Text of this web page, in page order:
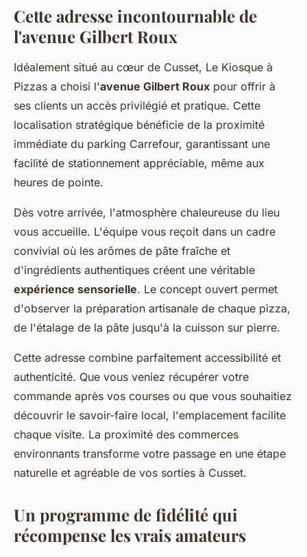
Cette adresse incontournable de
l'avenue Gilbert Roux
Idéalement situé au cœur de Cusset, Le Kiosque à
Pizzas a choisi l'avenue Gilbert Roux pour offrir à
ses clients un accès privilégié et pratique. Cette
localisation stratégique bénéficie de la proximité
immédiate du parking Carrefour, garantissant une
facilité de stationnement appréciable, même aux
heures de pointe.
Dès votre arrivée, l'atmosphère chaleureuse du lieu
vous accueille. L'équipe vous reçoit dans un cadre
convivial où les arômes de pâte fraîche et
d'ingrédients authentiques créent une véritable
expérience sensorielle. Le concept ouvert permet
d'observer la préparation artisanale de chaque pizza,
de l'étalage de la pâte jusqu'à la cuisson sur pierre.
Cette adresse combine parfaitement accessibilité et
authenticité. Que vous veniez récupérer votre
commande après vos courses ou que vous souhaitiez
découvrir le savoir-faire local, l'emplacement facilite
chaque visite. La proximité des commerces
environnants transforme votre passage en une étape
naturelle et agréable de vos sorties à Cusset.
Un programme de fidélité qui
récompense les vrais amateurs